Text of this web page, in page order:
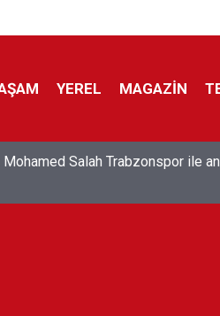
YEREL MAGAZİN
Salah Trabzonspor ile